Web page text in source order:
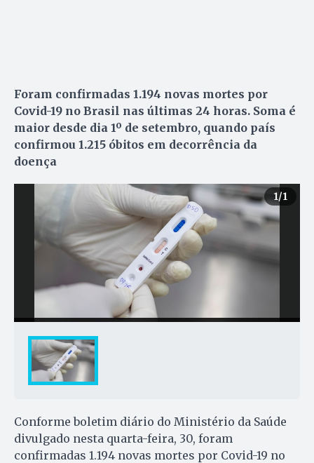
Foram confirmadas 1.194 novas mortes por
Covid-19 no Brasil nas últimas 24 horas. Soma é
maior desde dia 1º de setembro, quando país
confirmou 1.215 óbitos em decorrência da
doença
1/1
Conforme boletim diário do Ministério da Saúde
divulgado nesta quarta-feira, 30, foram
confirmadas 1.194 novas mortes por Covid-19 no